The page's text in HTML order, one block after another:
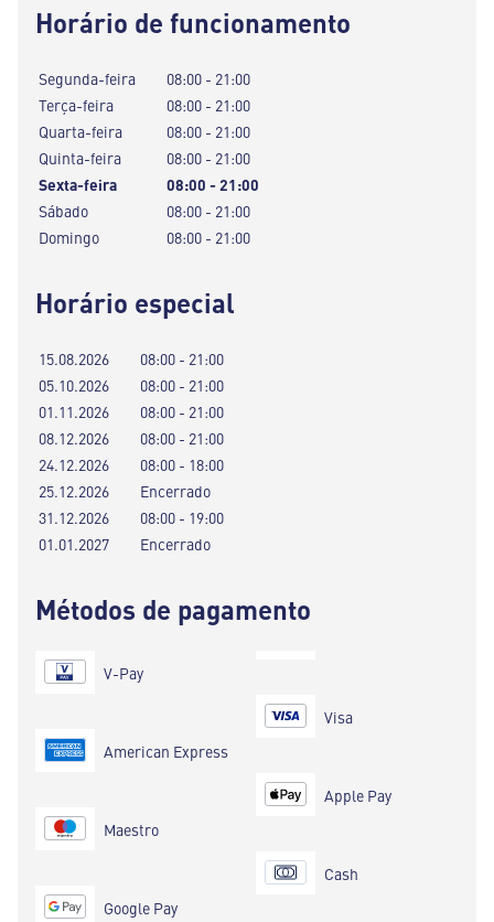
Horário de funcionamento
Segunda-feira
08:00 - 21:00
Terça-feira
08:00 - 21:00
Quarta-feira
08:00 - 21:00
Quinta-feira
08:00 - 21:00
Sexta-feira
08:00 - 21:00
Sábado
08:00 - 21:00
Domingo
08:00 - 21:00
Horário especial
15.08.2026
08:00 - 21:00
05.10.2026
08:00 - 21:00
01.11.2026
08:00 - 21:00
08.12.2026
08:00 - 21:00
24.12.2026
08:00 - 18:00
25.12.2026
Encerrado
31.12.2026
08:00 - 19:00
01.01.2027
Encerrado
Métodos de pagamento
V-Pay
American Express
Maestro
Google Pay
Visa
Apple Pay
Cash